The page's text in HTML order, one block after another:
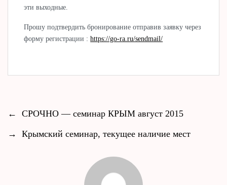
эти выходные.
Прошу подтвердить бронирование отправив заявку через
форму регистрации :https://go-ra.ru/sendmail/
←
СРОЧНО — семинар КРЫМ август 2015
→
Крымский семинар, текущее наличие мест